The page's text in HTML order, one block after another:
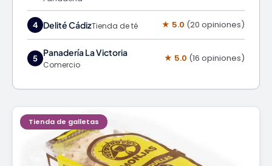
4 Delité CádizTienda de té ★ 5.0 (20 opiniones)
5
Panadería La Victoria
Comercio
★ 5.0 (16 opiniones)
Tienda de galletas